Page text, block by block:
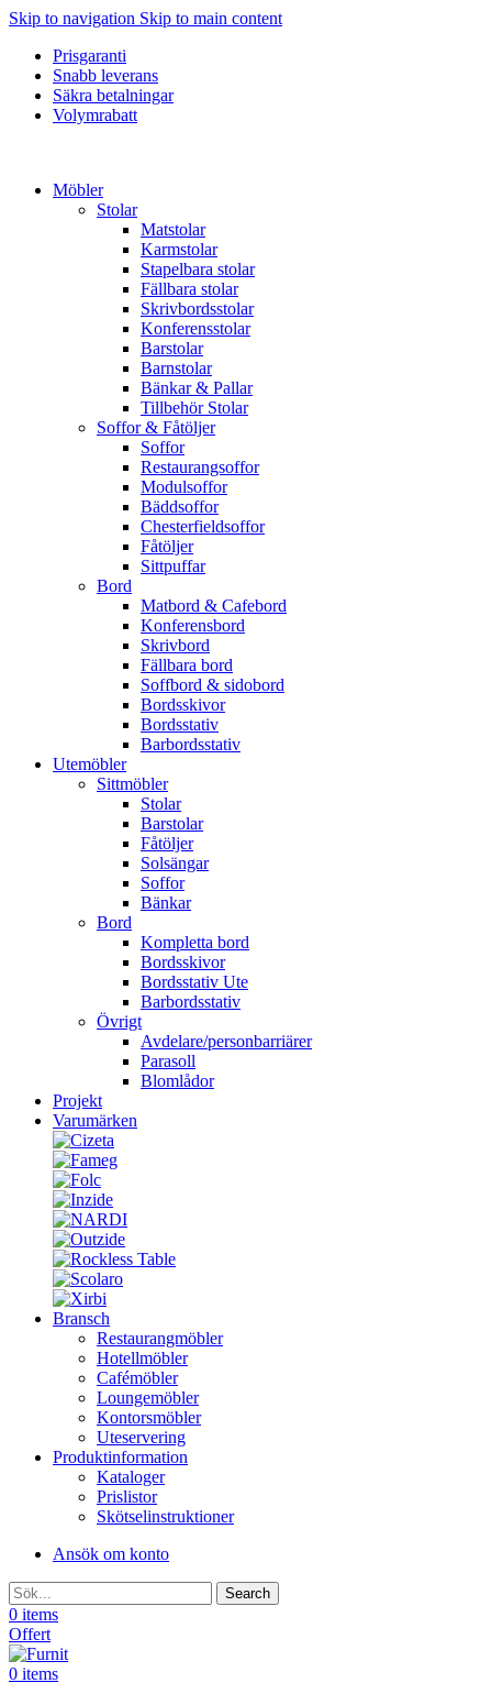
Skip to navigation Skip to main content
Prisgaranti
Snabb leverans
Säkra betalningar
Volymrabatt
Möbler
Stolar
Matstolar
Karmstolar
Stapelbara stolar
Fällbara stolar
Skrivbordsstolar
Konferensstolar
Barstolar
Barnstolar
Bänkar & Pallar
Tillbehör Stolar
Soffor & Fåtöljer
Soffor
Restaurangsoffor
Modulsoffor
Bäddsoffor
Chesterfieldsoffor
Fåtöljer
Sittpuffar
Bord
Matbord & Cafebord
Konferensbord
Skrivbord
Fällbara bord
Soffbord & sidobord
Bordsskivor
Bordsstativ
Barbordsstativ
Utemöbler
Sittmöbler
Stolar
Barstolar
Fåtöljer
Solsängar
Soffor
Bänkar
Bord
Kompletta bord
Bordsskivor
Bordsstativ Ute
Barbordsstativ
Övrigt
Avdelare/personbarriärer
Parasoll
Blomlådor
Projekt
Varumärken
Bransch
Restaurangmöbler
Hotellmöbler
Cafémöbler
Loungemöbler
Kontorsmöbler
Uteservering
Produktinformation
Kataloger
Prislistor
Skötselinstruktioner
Ansök om konto
Search
0 items
Offert
0 items